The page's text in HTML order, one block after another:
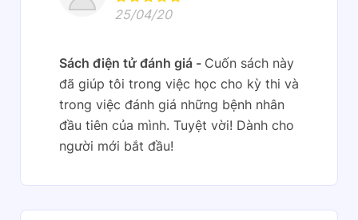
25/04/20
Sách điện tử đánh giá
Cuốn sách này
đã giúp tôi trong việc học cho kỳ thi và
trong việc đánh giá những bệnh nhân
đầu tiên của mình. Tuyệt vời! Dành cho
người mới bắt đầu!